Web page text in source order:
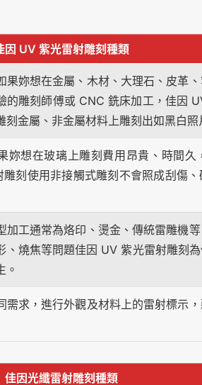
因 UV 紫光雷射雕刻種類
果妳想在金屬、木材、大理石、皮革
的雕刻師傅或 CNC 銑床加工，佳因
刻金屬、非金屬材料上雕刻出如黑白照
妳想在玻璃上雕刻費用昂貴、時間久
雕刻使用非接觸式雕刻不會照成刮傷
加工通常為烙印、燙金、傳統雷雕機
、燒焦等問題佳因 UV 紫光雷射雕刻
。
需求，進行外觀及材料上的雷射標示
佳因光纖雷射雕刻種類